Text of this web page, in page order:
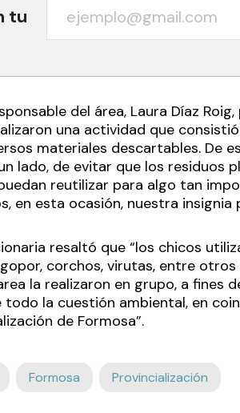
tu
del área, Laura Díaz
una actividad que
materiales descartables. De
lado, de evitar que los residuos
reutilizar para algo tan
en esta ocasión, nuestra insignia
resaltó que “los chicos
corchos, virutas, entre otros
la realizaron en grupo, a fines
la cuestión ambiental, en
de Formosa”.
Formosa Provincialización